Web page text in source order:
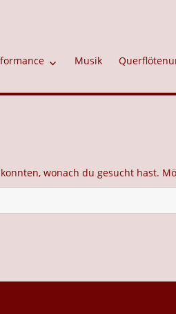
Musik
wonach du gesucht hast.